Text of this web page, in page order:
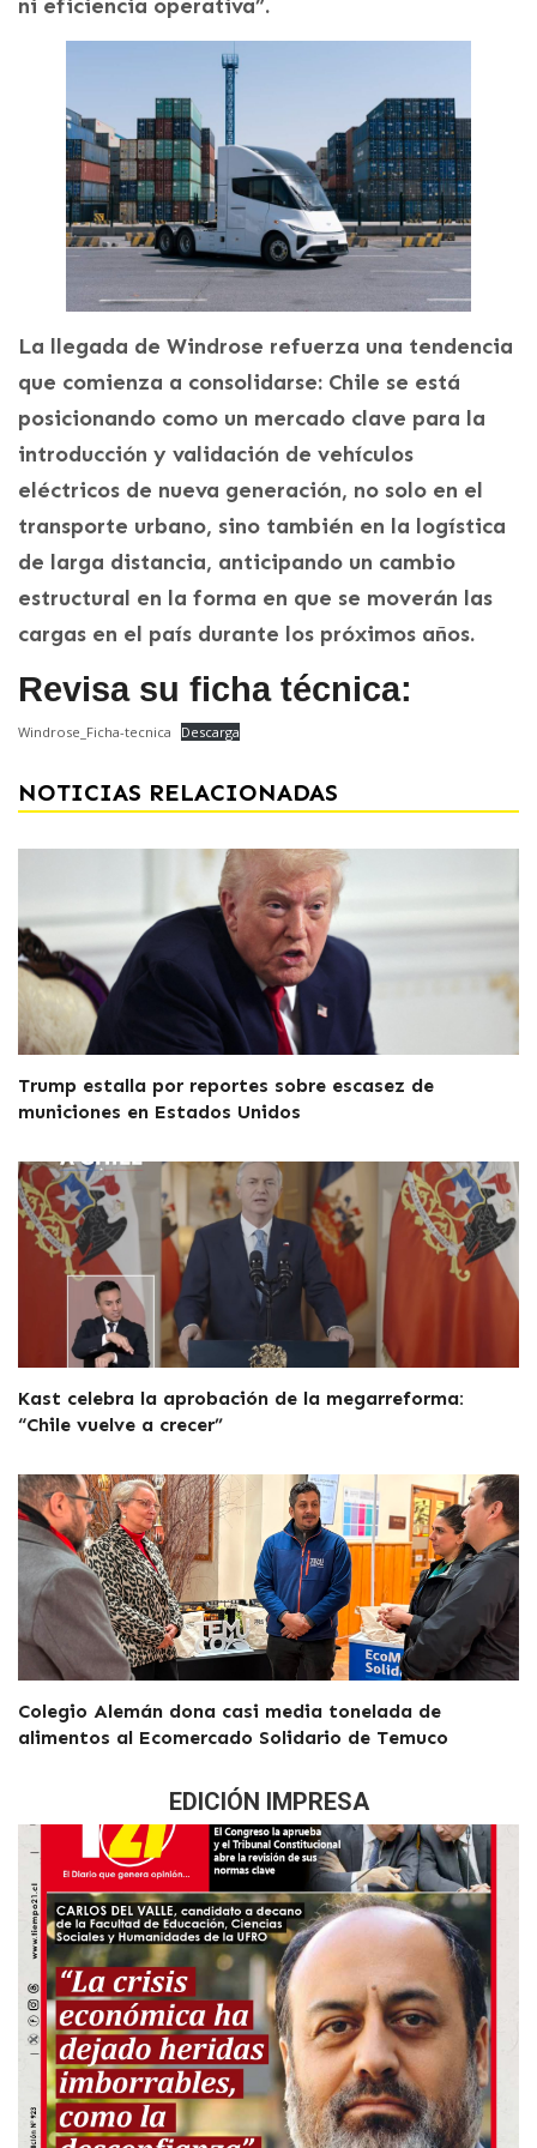
ni eficiencia operativa”.
La llegada de Windrose refuerza una tendencia
que comienza a consolidarse: Chile se está
posicionando como un mercado clave para la
introducción y validación de vehículos
eléctricos de nueva generación, no solo en el
transporte urbano, sino también en la logística
de larga distancia, anticipando un cambio
estructural en la forma en que se moverán las
cargas en el país durante los próximos años.
Revisa su ficha técnica:
Windrose_Ficha-tecnica Descarga
NOTICIAS RELACIONADAS
Trump estalla por reportes sobre escasez de
municiones en Estados Unidos
Kast celebra la aprobación de la megarreforma:
“Chile vuelve a crecer”
Colegio Alemán dona casi media tonelada de
alimentos al Ecomercado Solidario de Temuco
EDICIÓN IMPRESA